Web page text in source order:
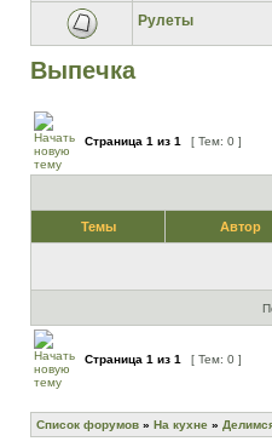
Рулеты
Выпечка
Страница 1 из 1 [ Тем: 0 ]
Темы Автор
Страница 1 из 1 [ Тем: 0 ]
Список форумов » На кухне »